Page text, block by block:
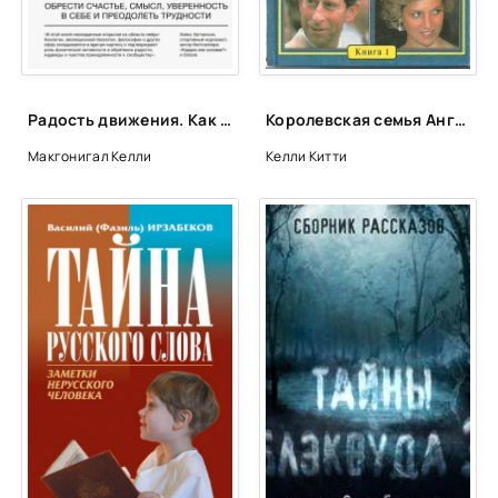
Глава 25
Глава 30
Глава 32
Глава 33
Глава 34
Глава 35
Глава 37
Глава 38
Радость движения. Как физическая активность помогает обрести счастье, смысл, уверенность в себе и преодолеть трудности - Келли Макгонигал
Макгонигал Келли
Королевская семья Англии - Китти Келли
Келли Китти